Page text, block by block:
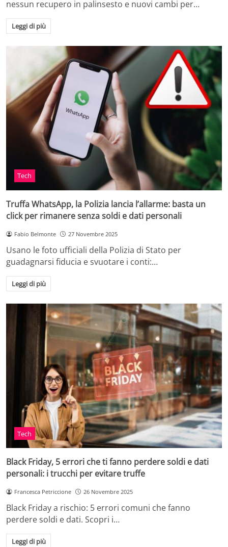
nessun recupero in palinsesto e nuovi cambi per…
Leggi di più
Tech
Truffa WhatsApp, la Polizia lancia l’allarme: basta un
click per rimanere senza soldi e dati personali
Fabio Belmonte 27 Novembre 2025
Usano le foto ufficiali della Polizia di Stato per
guadagnarsi fiducia e svuotare i conti:…
Leggi di più
Tech
Black Friday, 5 errori che ti fanno perdere soldi e dati
personali: i trucchi per evitare truffe
Francesca Petriccione 26 Novembre 2025
Black Friday a rischio: 5 errori comuni che fanno
perdere soldi e dati. Scopri i…
Leggi di più